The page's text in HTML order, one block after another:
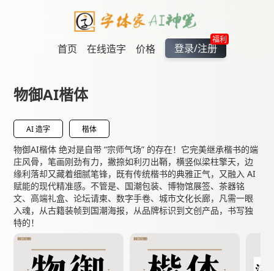
首页 在线造字 价格
福利
登录/注册
物御AI楷体
AI 造字 楷体
物御AI楷体 绝对是自带 “宗师气场” 的存在！它完美继承楷书的端
庄风骨，笔画刚劲有力，撇捺如利刃出鞘，横竖似梁柱擎天，边
缘利落却又藏着细腻笔锋，既有传统楷书的典雅正气，又融入 AI
赋能的现代精准感。不管是、国潮包装、博物馆展签、茶器铭
文、高端礼盒、论坛请柬、数字手卷、城市文化长廊，凡需一眼
入魂，从古籍装帧到国潮海报，从品牌标识到文创产品，书写独
特的！